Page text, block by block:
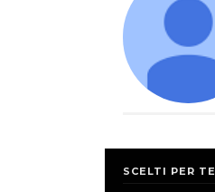
SCELTI PER TE